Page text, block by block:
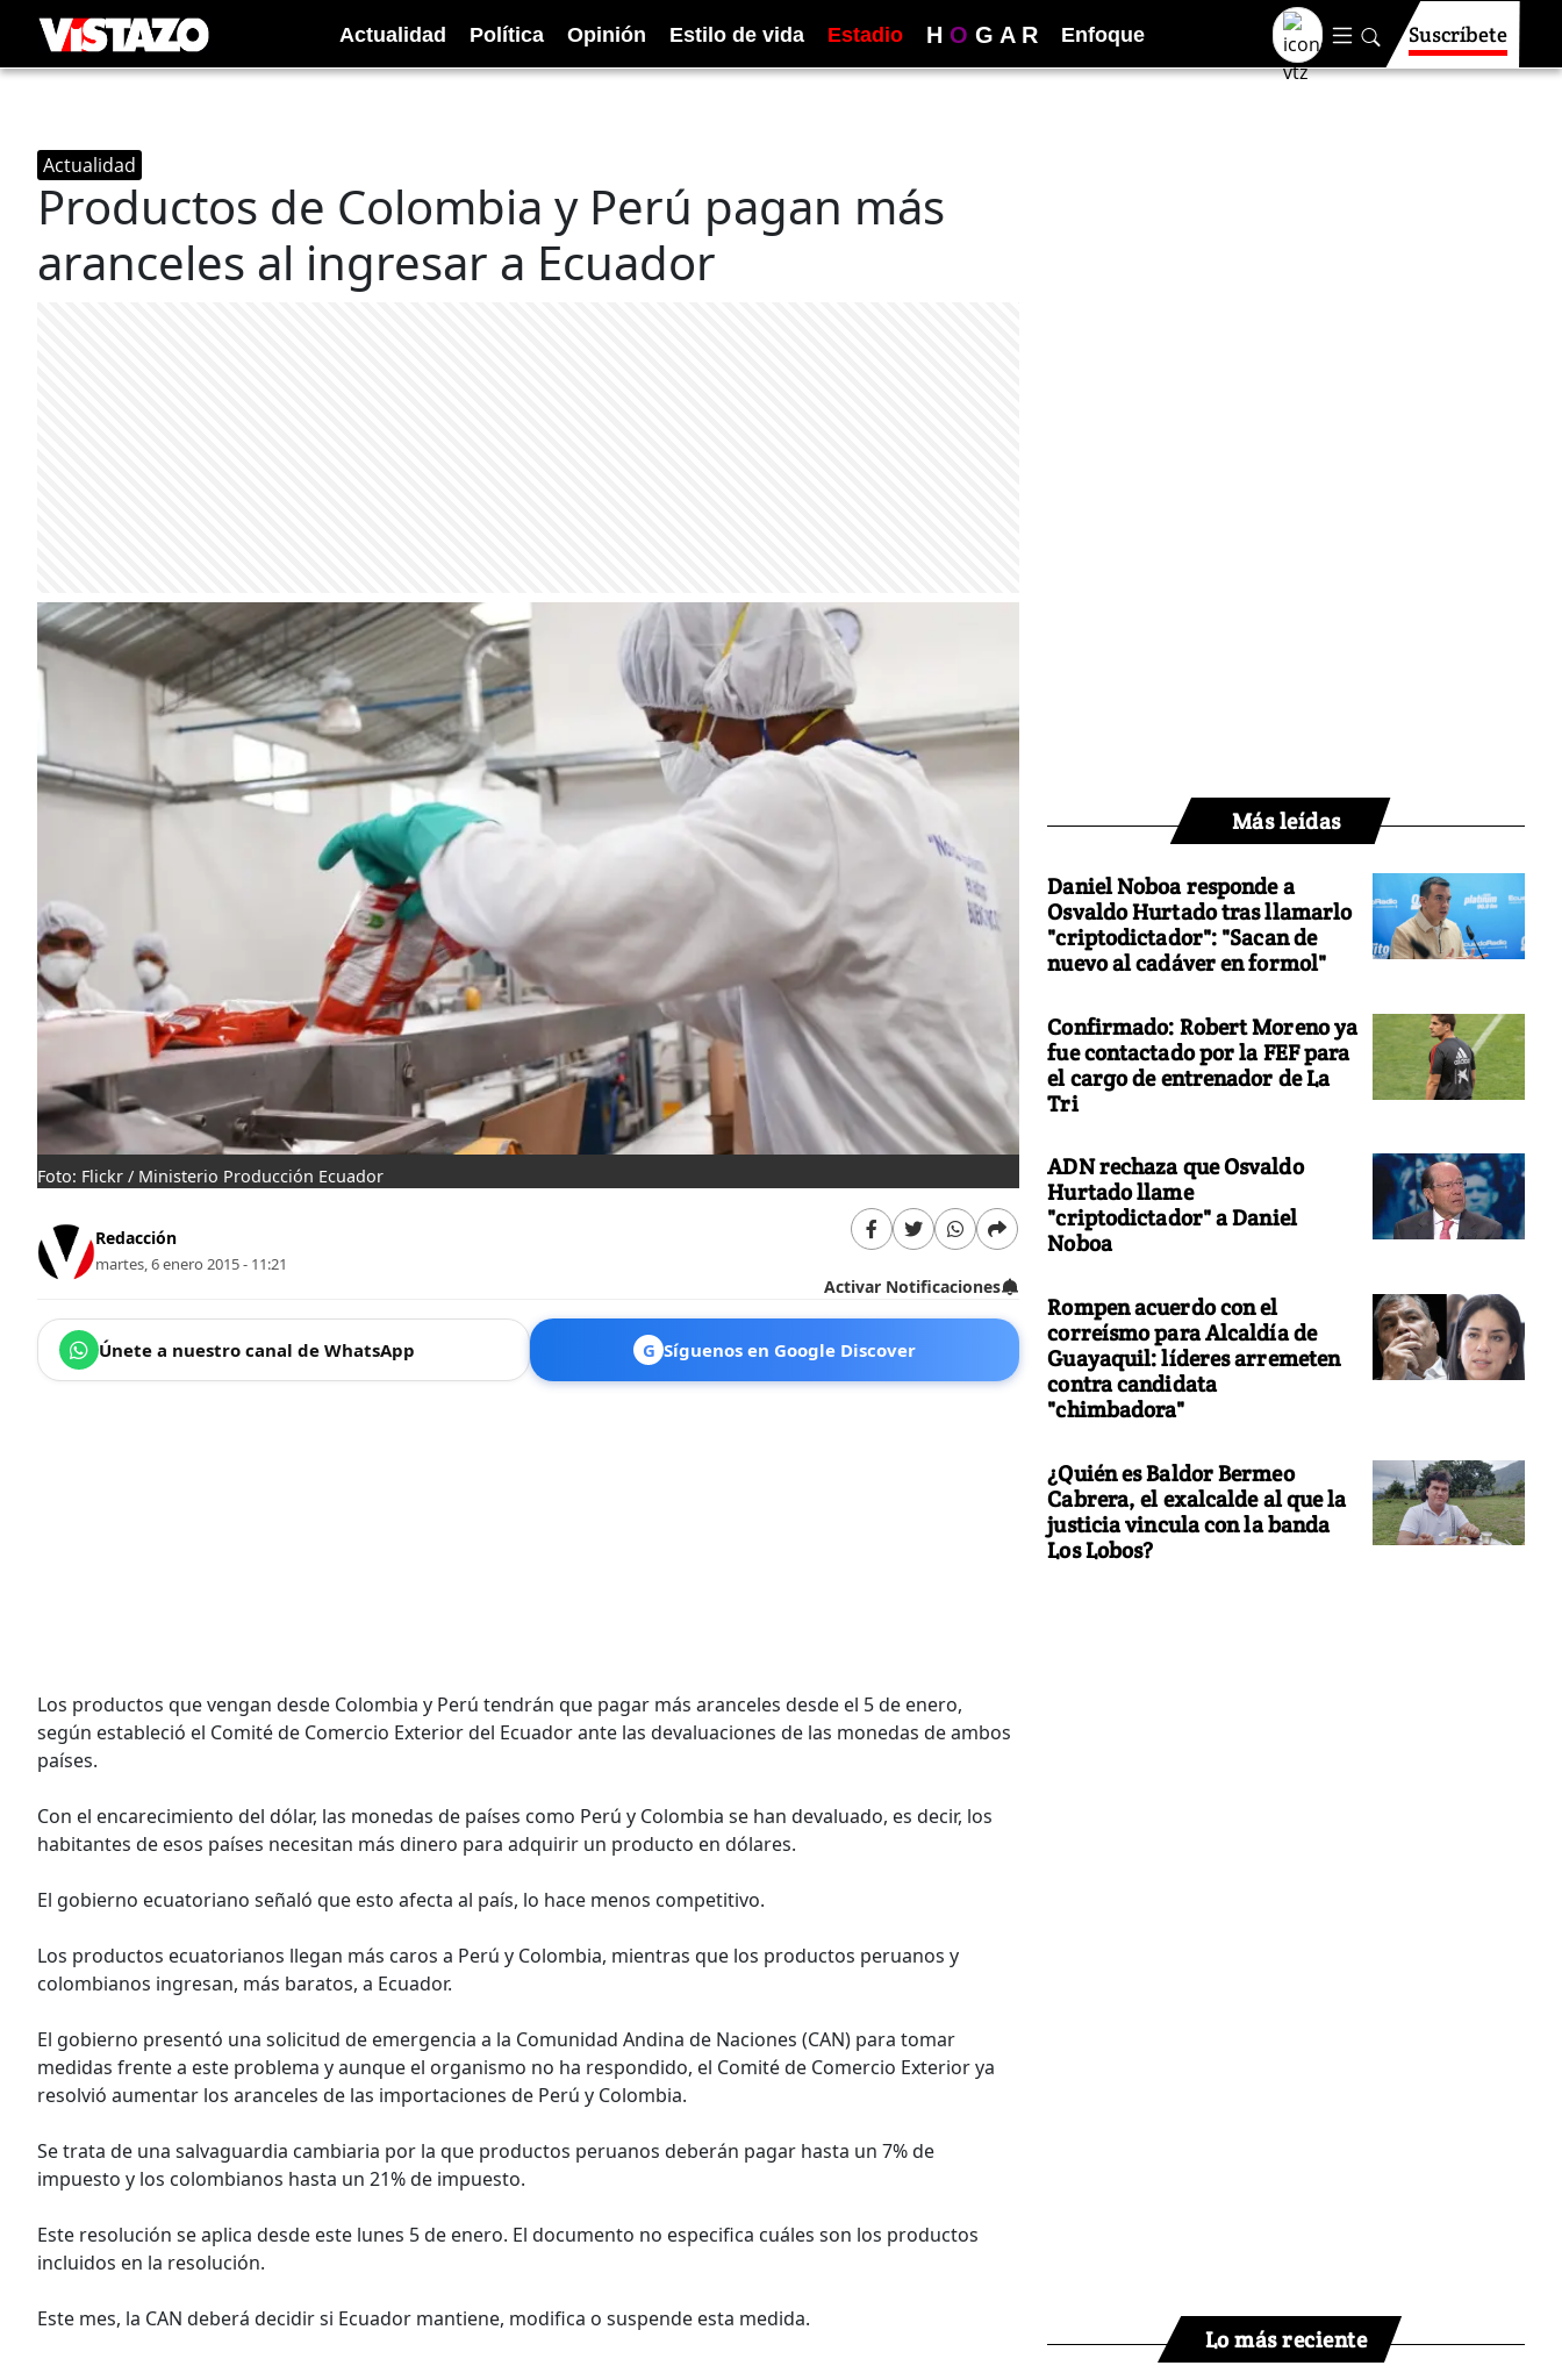
Actualidad Política Opinión Estilo de vida Estadio H O G A R Enfoque Suscríbete
Actualidad
Productos de Colombia y Perú pagan más
aranceles al ingresar a Ecuador
Foto: Flickr / Ministerio Producción Ecuador
Redacción
martes, 6 enero 2015 - 11:21
Activar Notificaciones
Únete a nuestro canal de WhatsApp G Síguenos en Google Discover
Los productos que vengan desde Colombia y Perú tendrán que pagar más aranceles desde el 5 de enero,
según estableció el Comité de Comercio Exterior del Ecuador ante las devaluaciones de las monedas de ambos
países.
Con el encarecimiento del dólar, las monedas de países como Perú y Colombia se han devaluado, es decir, los
habitantes de esos países necesitan más dinero para adquirir un producto en dólares.
El gobierno ecuatoriano señaló que esto afecta al país, lo hace menos competitivo.
Los productos ecuatorianos llegan más caros a Perú y Colombia, mientras que los productos peruanos y
colombianos ingresan, más baratos, a Ecuador.
El gobierno presentó una solicitud de emergencia a la Comunidad Andina de Naciones (CAN) para tomar
medidas frente a este problema y aunque el organismo no ha respondido, el Comité de Comercio Exterior ya
resolvió aumentar los aranceles de las importaciones de Perú y Colombia.
Se trata de una salvaguardia cambiaria por la que productos peruanos deberán pagar hasta un 7% de
impuesto y los colombianos hasta un 21% de impuesto.
Este resolución se aplica desde este lunes 5 de enero. El documento no especifica cuáles son los productos
incluidos en la resolución.
Este mes, la CAN deberá decidir si Ecuador mantiene, modifica o suspende esta medida.
Más leídas
Daniel Noboa responde a
Osvaldo Hurtado tras llamarlo
"criptodictador": "Sacan de
nuevo al cadáver en formol"
Confirmado: Robert Moreno ya
fue contactado por la FEF para
el cargo de entrenador de La
Tri
ADN rechaza que Osvaldo
Hurtado llame
"criptodictador" a Daniel
Noboa
Rompen acuerdo con el
correísmo para Alcaldía de
Guayaquil: líderes arremeten
contra candidata
"chimbadora"
¿Quién es Baldor Bermeo
Cabrera, el exalcalde al que la
justicia vincula con la banda
Los Lobos?
Lo más reciente